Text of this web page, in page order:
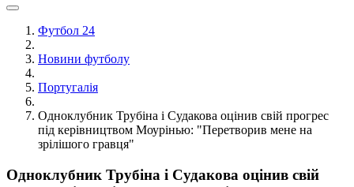
Футбол 24
Новини футболу
Португалія
Одноклубник Трубіна і Судакова оцінив свій прогрес
під керівництвом Моурінью: "Перетворив мене на
зрілішого гравця"
Одноклубник Трубіна і Судакова оцінив свій